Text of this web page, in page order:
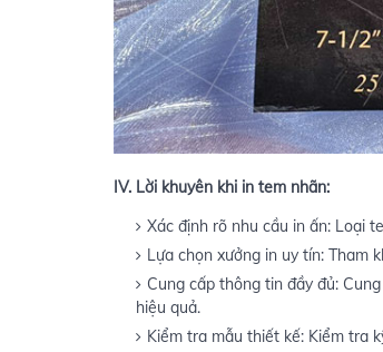
IV. Lời khuyên khi in tem nhãn:
Xác định rõ nhu cầu in ấn: Loại
Lựa chọn xưởng in uy tín: Tham
Cung cấp thông tin đầy đủ:
hiệu quả.
Kiểm tra mẫu thiết kế: Kiểm tra